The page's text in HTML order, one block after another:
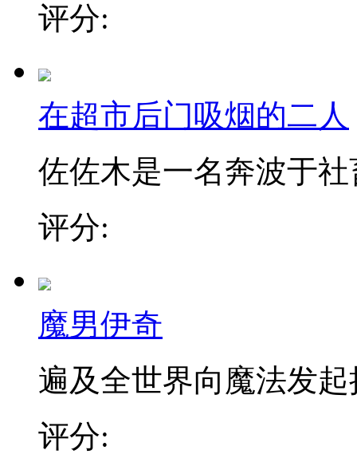
评分:
在超市后门吸烟的二人
佐佐木是一名奔波于社
评分:
魔男伊奇
遍及全世界向魔法发起
评分: